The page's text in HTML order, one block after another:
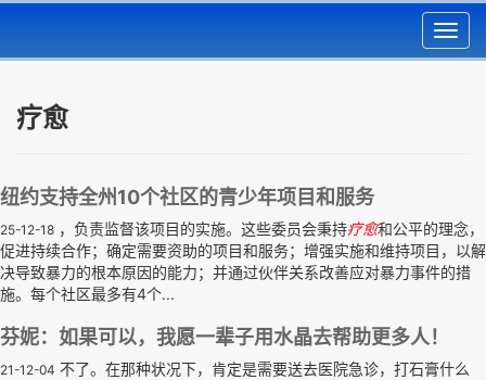
疗愈
纽约支持全州10个社区的青少年项目和服务
25-12-18 ，负责监督该项目的实施。这些委员会秉持疗愈和公平的理念，
促进持续合作；确定需要资助的项目和服务；增强实施和维持项目，以解
决导致暴力的根本原因的能力；并通过伙伴关系改善应对暴力事件的措
施。每个社区最多有4个...
芬妮：如果可以，我愿一辈子用水晶去帮助更多人！
21-12-04 不了。在那种状况下，肯定是需要送去医院急诊，打石膏什么